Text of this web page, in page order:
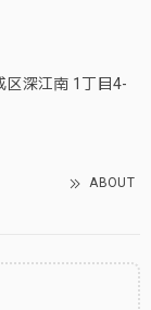
区深江南 1丁目4-
ABOUT